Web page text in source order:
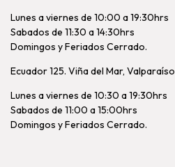
Lunes a viernes de 10:00 a 19:30hrs
Sabados de 11:30 a 14:30hrs
Domingos y Feriados Cerrado.
Ecuador 125. Viña del Mar, Valparaíso
Lunes a viernes de 10:30 a 19:30hrs
Sabados de 11:00 a 15:00hrs
Domingos y Feriados Cerrado.